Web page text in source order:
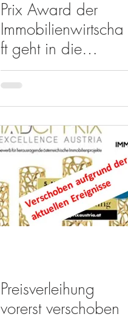
Prix Award der
Immobilienwirtscha
ft geht in die
nächste Runde
Preisverleihung
vorerst verschoben